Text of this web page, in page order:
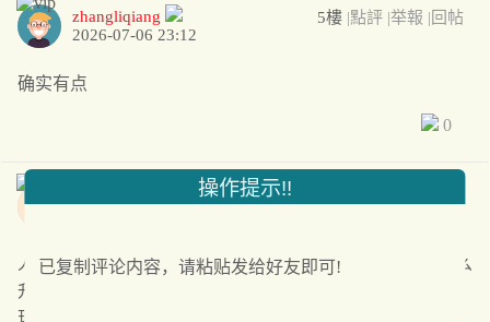
5樓 |點評 |举報 |回帖
zhangliqiang
2026-07-06 23:12
确实有点
0
人说我水经验，我上去就是一巴掌，不是废话么，不水怎么
升级，以前不懂，看帖总是不回。一直没升级和增加经验，
现在我明白了，反正回帖15字就可以升级
操作提示!!
已复制评论内容，请粘贴发给好友即可!